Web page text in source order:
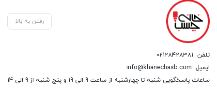
رفتن به بالا
تلفن 02128428381
ایمیل info@khanechasb.com
ساعات پاسخگویی شنبه تا چهارشنبه از ساعت 9 الی 19 و پنج شنبه از 9 الی 14